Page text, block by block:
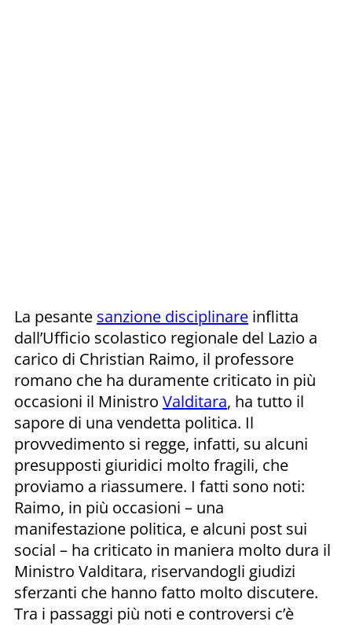
La pesante sanzione disciplinare inflitta
dall’Ufficio scolastico regionale del Lazio a
carico di Christian Raimo, il professore
romano che ha duramente criticato in più
occasioni il Ministro Valditara, ha tutto il
sapore di una vendetta politica. Il
provvedimento si regge, infatti, su alcuni
presupposti giuridici molto fragili, che
proviamo a riassumere. I fatti sono noti:
Raimo, in più occasioni – una
manifestazione politica, e alcuni post sui
social – ha criticato in maniera molto dura il
Ministro Valditara, riservandogli giudizi
sferzanti che hanno fatto molto discutere.
Tra i passaggi più noti e controversi c’è